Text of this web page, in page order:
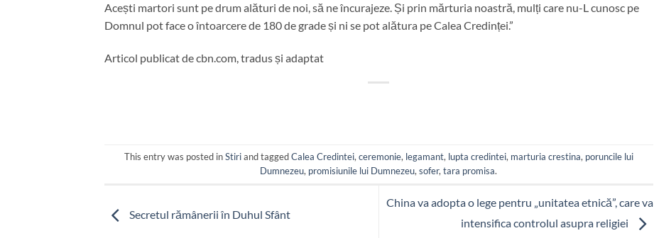
Acești martori sunt pe drum alături de noi, să ne încurajeze. Și prin mărturia noastră, mulți care nu-L cunosc pe
Domnul pot face o întoarcere de 180 de grade și ni se pot alătura pe Calea Credinței.”
Articol publicat de cbn.com, tradus și adaptat
This entry was posted inStiriand taggedCalea Credintei,ceremonie, legamant, lupta credintei, marturia crestina, poruncile lui
Dumnezeu, promisiunile lui Dumnezeu,sofer,tara promisa.
Secretul rămânerii în Duhul Sfânt
China va adopta o lege pentru „unitatea etnică”, care va
intensifica controlul asupra religiei